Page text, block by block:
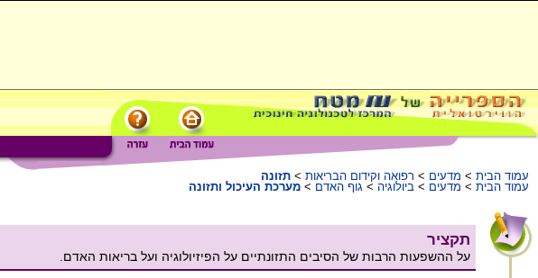
עמוד הבית > מדעים > רפואה וקידום הבריאות > תזונה
עמוד הבית > מדעים > ביולוגיה > גוף האדם > מערכת העיכול ותזונה
תקציר
על ההשפעות הרבות של הסיבים התזונתיים על הפיזיולוגיה ועל בריאות האדם.